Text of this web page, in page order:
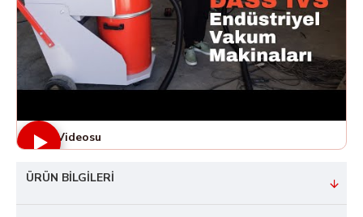
Ürün Videosu
ÜRÜN BILGILERI